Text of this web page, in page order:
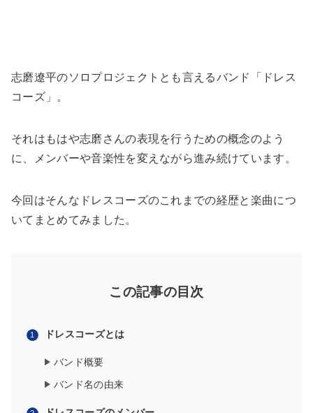
志磨遼平のソロプロジェクトとも言えるバンド「ドレス
コーズ」。
それはもはや志磨さんの表現を行うための概念のよう
に、メンバーや音楽性を変えながら進み続けています。
今回はそんなドレスコーズのこれまでの経歴と楽曲につ
いてまとめてみました。
この記事の目次
ドレスコーズとは
バンド概要
バンド名の由来